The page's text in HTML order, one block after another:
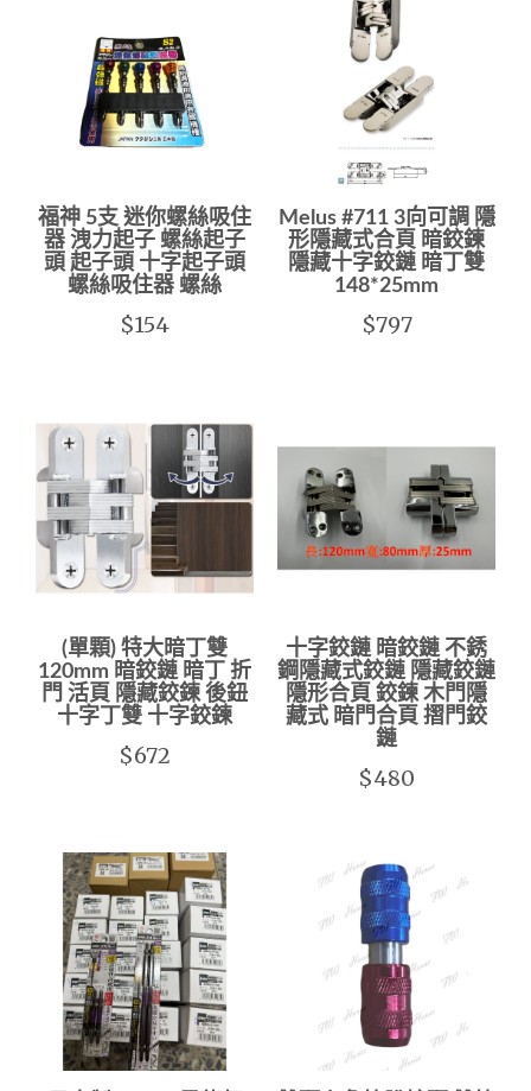
福神 5支 迷你螺絲吸住
器 洩力起子 螺絲起子
頭 起子頭 十字起子頭
螺絲吸住器 螺絲
$154
Melus #711 3向可調 隱
形隱藏式合頁 暗鉸鍊
隱藏十字鉸鏈 暗丁雙
148*25mm
$797
(單顆) 特大暗丁雙
120mm 暗鉸鏈 暗丁 折
門 活頁 隱藏鉸鍊 後鈕
十字丁雙 十字鉸鍊
$672
十字鉸鏈 暗鉸鏈 不銹
鋼隱藏式鉸鏈 隱藏鉸鏈
隱形合頁 鉸鍊 木門隱
藏式 暗門合頁 摺門鉸
鏈
$480